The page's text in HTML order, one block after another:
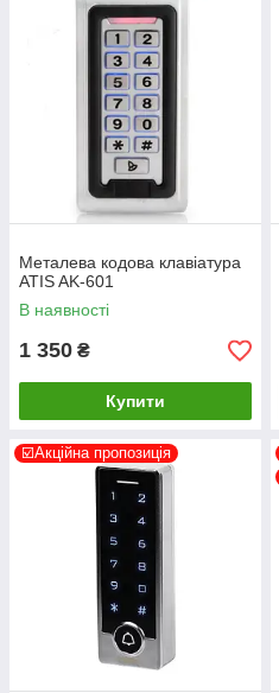
Металева кодова клавіатура
ATIS AK-601
В наявності
1 350 ₴
Купити
☑️Акційна пропозиція